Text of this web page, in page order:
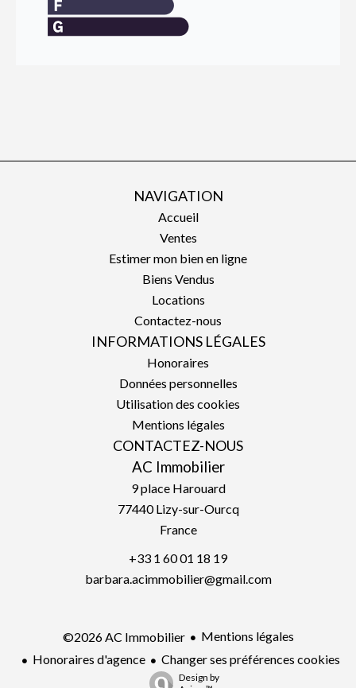
NAVIGATION
Accueil
Ventes
Estimer mon bien en ligne
Biens Vendus
Locations
Contactez-nous
INFORMATIONS LÉGALES
Honoraires
Données personnelles
Utilisation des cookies
Mentions légales
CONTACTEZ-NOUS
AC Immobilier
9 place Harouard
77440Lizy-sur-Ourcq
France
+33 1 60 01 18 19
barbara.acimmobilier@gmail.com
©2026 AC Immobilier
Mentions légales
Honoraires d'agence
Changer ses préférences cookies
Design by